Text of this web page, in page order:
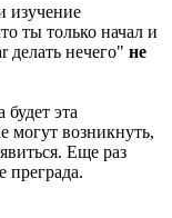
изучение
ты только начал и
делать нечего" не
эта
могут возникнуть,
Еще раз
преграда.